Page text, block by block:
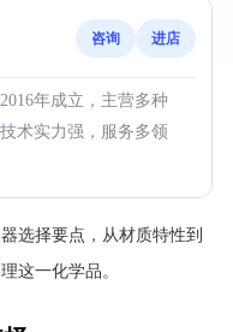
咨询 进店
年成立，主营多种
术实力强，服务多领
选择要点，从材质特性到
这一化学品。